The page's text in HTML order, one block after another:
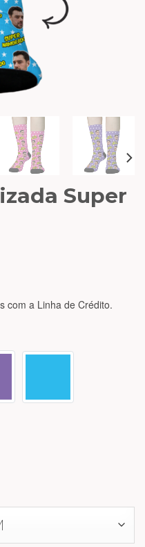
Super
com a Linha de Crédito.